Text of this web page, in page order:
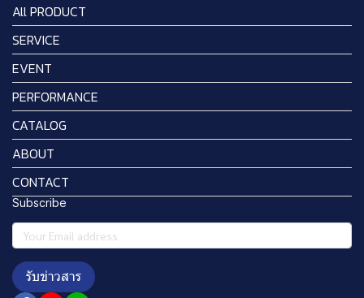
All PRODUCT
SERVICE
EVENT
PERFORMANCE
CATALOG
ABOUT
CONTACT
Subscribe
รับข่าวสาร